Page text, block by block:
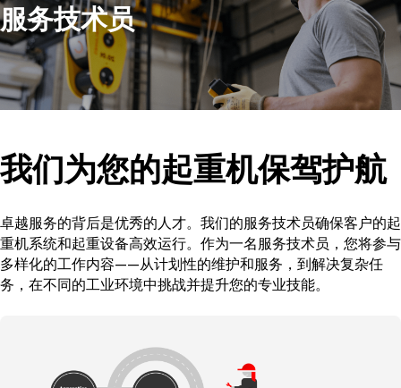
服务技术员
我们为您的起重机保驾护航
卓越服务的背后是优秀的人才。我们的服务技术员确保客户的起
重机系统和起重设备高效运行。作为一名服务技术员，您将参与
多样化的工作内容——从计划性的维护和服务，到解决复杂任
务，在不同的工业环境中挑战并提升您的专业技能。